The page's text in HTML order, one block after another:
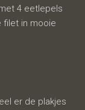
4 eetlepels
filet in mooie
er de plakjes